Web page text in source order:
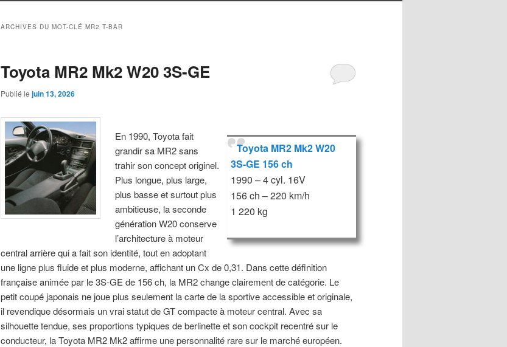
ARCHIVES DU MOT-CLÉ MR2 T-BAR
Toyota MR2 Mk2 W20 3S-GE
Publié le juin 13, 2026
Toyota MR2 Mk2 W20
3S-GE 156 ch
1990 – 4 cyl. 16V
156 ch – 220 km/h
1 220 kg
En 1990, Toyota fait
grandir sa MR2 sans
trahir son concept originel.
Plus longue, plus large,
plus basse et surtout plus
ambitieuse, la seconde
génération W20 conserve
l’architecture à moteur
central arrière qui a fait son identité, tout en adoptant
une ligne plus fluide et plus moderne, affichant un Cx de 0,31. Dans cette définition
française animée par le 3S-GE de 156 ch, la MR2 change clairement de catégorie. Le
petit coupé japonais ne joue plus seulement la carte de la sportive accessible et originale,
il revendique désormais un vrai statut de GT compacte à moteur central. Avec sa
silhouette tendue, ses proportions typiques de berlinette et son cockpit recentré sur le
conducteur, la Toyota MR2 Mk2 affirme une personnalité rare sur le marché européen.